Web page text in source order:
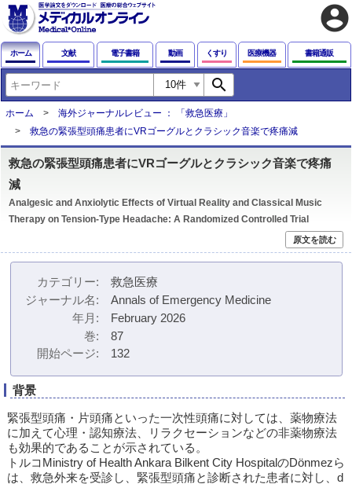
account_circle
ホーム 文献 電子書籍 動画 くすり 医療機器 書籍通販
search
ホーム
海外ジャーナルレビュー ： 「救急医療」
救急の緊張型頭痛患者にVRゴーグルとクラシック音楽で疼痛減
救急の緊張型頭痛患者にVRゴーグルとクラシック音楽で疼痛
減
Analgesic and Anxiolytic Effects of Virtual Reality and Classical Music
Therapy on Tension-Type Headache: A Randomized Controlled Trial
原文を読む
カテゴリー
救急医療
ジャーナル名
Annals of Emergency Medicine
年月
February 2026
巻
87
開始ページ
132
背景
緊張型頭痛・片頭痛といった一次性頭痛に対しては、薬物療法
に加えて心理・認知療法、リラクセーションなどの非薬物療法
も効果的であることが示されている。
トルコMinistry of Health Ankara Bilkent City HospitalのDönmezら
は、救急外来を受診し、緊張型頭痛と診断された患者に対し、d